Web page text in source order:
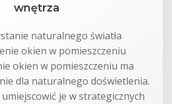
wnętrza
naturalnego światła
okien w pomieszczeniu
okien w pomieszczeniu ma
dla naturalnego doświetlenia.
je w strategicznych